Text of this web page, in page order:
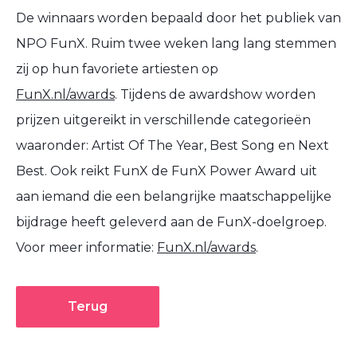
De winnaars worden bepaald door het publiek van
NPO FunX. Ruim twee weken lang lang stemmen
zij op hun favoriete artiesten op
FunX.nl/awards. Tijdens de awardshow worden
prijzen uitgereikt in verschillende categorieën
waaronder: Artist Of The Year, Best Song en Next
Best. Ook reikt FunX de FunX Power Award uit
aan iemand die een belangrijke maatschappelijke
bijdrage heeft geleverd aan de FunX-doelgroep.
Voor meer informatie: FunX.nl/awards.
Terug